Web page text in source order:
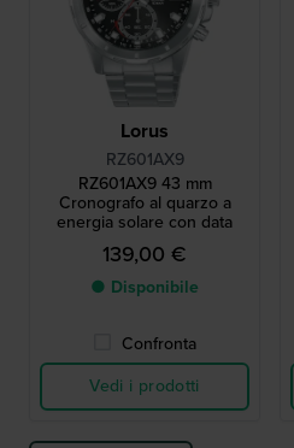
Lorus
RZ601AX9
RZ601AX9 43 mm
Cronografo al quarzo a
energia solare con data
139,00 €
● Disponibile
Confronta
Vedi i prodotti